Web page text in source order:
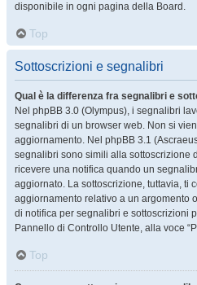
disponibile in ogni pagina della Board.
Top
Sottoscrizioni e segnalibri
Qual è la differenza fra segnalibri e
Nel phpBB 3.0 (Olympus), i segnalibri
segnalibri di un browser web. Non si
aggiornamento. Nel phpBB 3.1
segnalibri sono simili alla sottoscrizione
ricevere una notifica quando un
aggiornato. La sottoscrizione, tuttavia, ti
aggiornamento relativo a un argomento
di notifica per segnalibri e sottoscrizioni
Pannello di Controllo Utente, alla voce
Top